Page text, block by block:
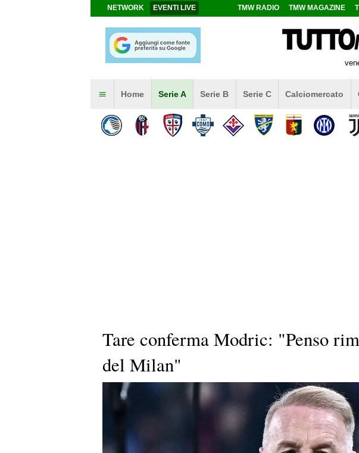
NETWORK EVENTI LIVE TMW RADIO TMW MAGAZINE
Home Serie A Serie B Serie C Calciomercato
Tare conferma Modric: "Penso
del Milan"